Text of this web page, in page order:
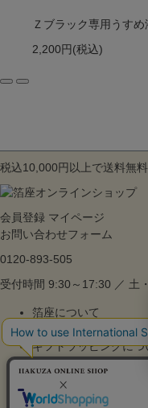
Ｚブラック専用うすめ
2,200円 (税込)
税込10,000円以上で送料無料
会員登録 マイページ
お問い合わせフォーム
0120-893-505
受付時間 9:30～17:30 ／ 土
箔座について
ご利用ガイド
ギフトラッピングにつ
よくあるご質問